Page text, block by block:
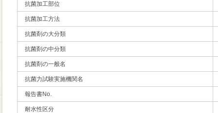
抗菌加工部位
抗菌加工方法
抗菌剤の大分類
抗菌剤の中分類
抗菌剤の一般名
抗菌力試験実施機関名
報告書No.
耐水性区分